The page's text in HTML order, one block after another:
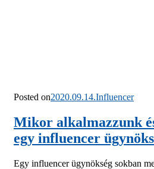
Posted on2020.09.14.Influencer
Mikor alkalmazzunk
egy influencer
Egy influencer ügynökség sokban